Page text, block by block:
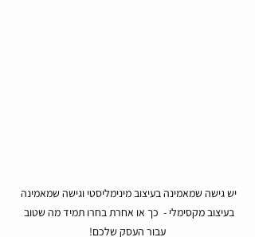
יש גישה שמאמינה בעיצוב מינימליסטי וגישה שמאמינה
בעיצוב מקסימלי -  כך או אחרת בחרו תמיד מה שטוב
עבור העסק שלכם!